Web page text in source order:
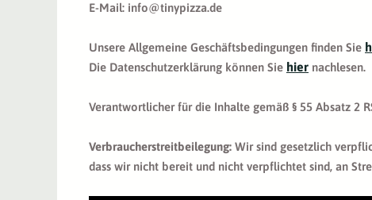
E-Mail: info@tinypizza.de
Unsere Allgemeine Geschäftsbedingungen finden Sie
Die Datenschutzerklärung können Sie hier nachlesen.
Verantwortlicher für die Inhalte gemäß § 55 Absatz 2
Verbraucherstreitbeilegung: Wir sind gesetzlich
dass wir nicht bereit und nicht verpflichtet sind, an